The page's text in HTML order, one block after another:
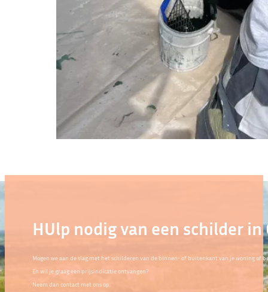
HUlp nodig van een schilder in
Mogen we aan de slag met het schilderen van de binnen- of buitenkant van je woning of
En wil je graag een prijsindicatie ontvangen?
Neem dan contact met ons op.